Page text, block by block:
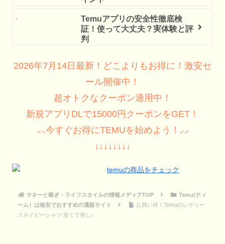
Temuアプリの安全性徹底検
証！使って大丈夫？実体験と評
判
2026年7月14日最新！どこよりもお得に！激安セ
ール開催中！
超オトクなクーポン適用中！
新規アプリDLで15000円クーポンをGET！
⸜⸜今すぐお得にTEMUを始めよう！⸝⸝
↓↓↓↓↓↓↓↓
マネーと稼ぎ・ライフスタイルの情報メディアTOP
Temu(ティ
ーム）は格安でおすすめの通販サイト
お買い得！Temuのレディー
スネイビーシャツ 安くて推し♪